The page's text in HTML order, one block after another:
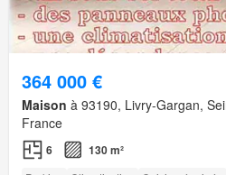
364 000 €
Maison à 93190, Livry-Gargan,
France
6 130 m²